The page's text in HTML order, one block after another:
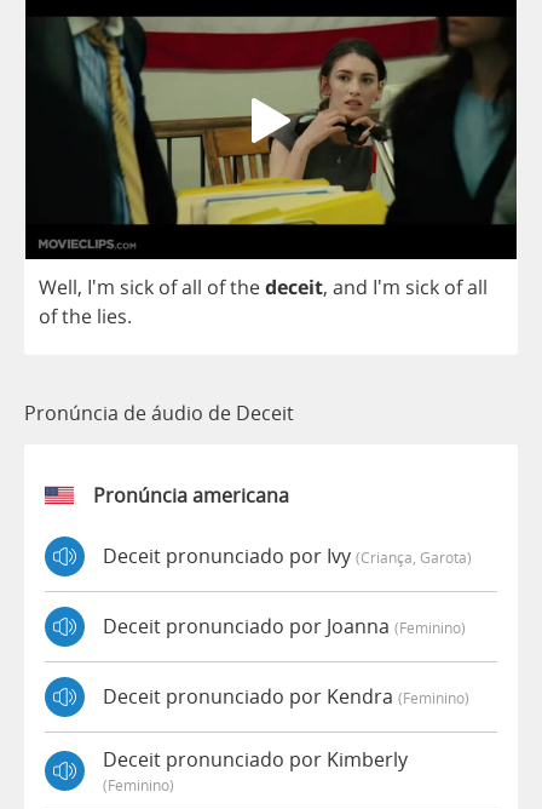
Well, I'm sick ofall ofthedeceit, and I'm sick ofall
ofthe lies.
Pronúncia de áudio de Deceit
Pronúncia americana
Deceit pronunciado por Ivy (criança, Garota)
Deceit pronunciado por Joanna (feminino)
Deceit pronunciado por Kendra (feminino)
Deceit pronunciado por Kimberly
(feminino)